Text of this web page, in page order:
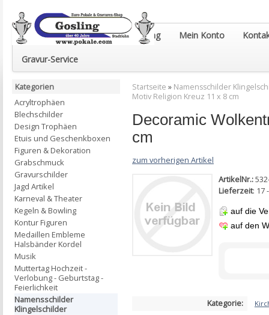
Euro-Pokale & Gravur-Shop Gosling Mein Konto
Gravur-Service
Startseite » Namensschilder
Motiv Religion Kreuz 11 x 8 cm
Decoramic
cm
zum vorherigen Artikel
ArtikelNr.:
Lieferzeit: 17
auf die
auf den
Kategorie:
Kategorien
Acryltrophäen
Blechschilder
Design Trophäen
Etuis und Geschenkboxen
Figuren & Dekoration
Grabschmuck
Gravurschilder
Jagd Artikel
Karneval & Theater
Kegeln & Bowling
Kontur Figuren
Medaillen Embleme
Halsbänder Kordel
Musik
Muttertag Hochzeit -
Verlobung - Geburtstag -
Feierlichkeit
Namensschilder
Klingelschilder